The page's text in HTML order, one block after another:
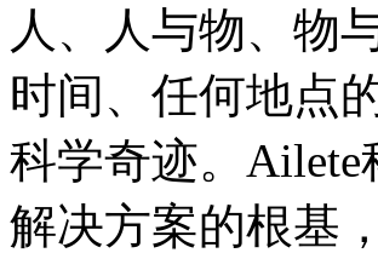
人、人与物、物
时间、任何地点
科学奇迹。
解决方案的根基